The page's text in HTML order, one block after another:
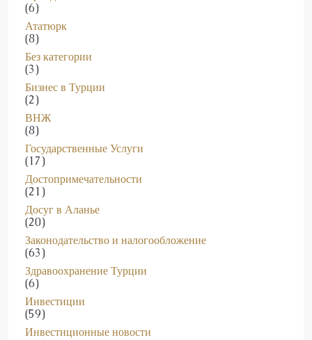
Ататюрк
(8)
Без категории
(3)
Бизнес в Турции
(2)
ВНЖ
(8)
Государственные Услуги
(17)
Достопримечательности
(21)
Досуг в Аланье
(20)
Законодательство и налогообложение
(63)
Здравоохранение Турции
(6)
Инвестиции
(59)
Инвестиционные новости
(118)